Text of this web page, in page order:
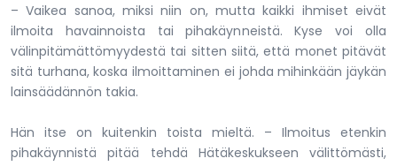
– Vaikea sanoa, miksi niin on, mutta kaikki ihmiset eivät
ilmoita havainnoista tai pihakäynneistä. Kyse voi olla
välinpitämättömyydestä tai sitten siitä, että monet pitävät
sitä turhana, koska ilmoittaminen ei johda mihinkään jäykän
lainsäädännön takia.
Hän itse on kuitenkin toista mieltä. – Ilmoitus etenkin
pihakäynnistä pitää tehdä Hätäkeskukseen välittömästi,